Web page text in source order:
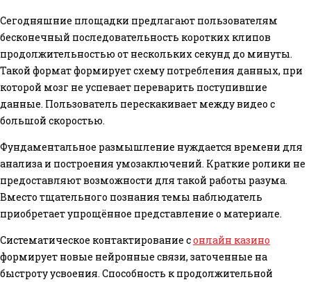
Сегодняшние площадки предлагают пользователям
бесконечный последовательность коротких клипов
продолжительностью от нескольких секунд до минуты.
Такой формат формирует схему потребления данных, при
которой мозг не успевает переварить поступившие
данные. Пользователь перескакивает между видео с
большой скоростью.
Фундаментальное размышление нуждается времени для
анализа и построения умозаключений. Краткие ролики не
предоставляют возможности для такой работы разума.
Вместо тщательного познания темы наблюдатель
приобретает упрощённое представление о материале.
Систематическое контактирование сонлайн казино
формирует новые нейронные связи, заточенные на
быстроту усвоения. Способность к продолжительной